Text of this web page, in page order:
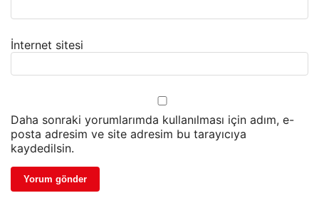
İnternet sitesi
Daha sonraki yorumlarımda kullanılması için adım, e-
posta adresim ve site adresim bu tarayıcıya
kaydedilsin.